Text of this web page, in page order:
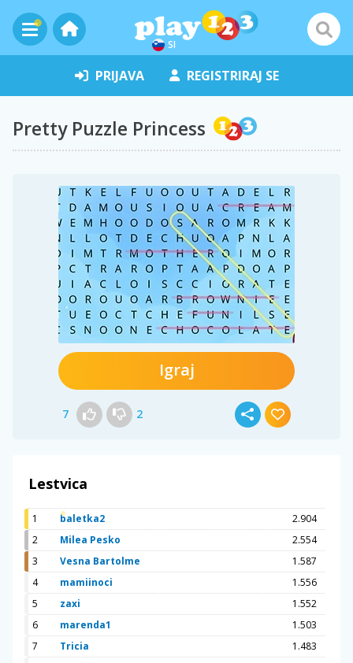
SI
PRIJAVA REGISTRIRAJ SE
Pretty Puzzle Princess
Igraj
7 2
Lestvica
1 baletka2
2.904
2
Milea Pesko
2.554
3
Vesna Bartolme
1.587
4
mamiinoci
1.556
5
zaxi
1.552
6
marenda1
1.503
7
Tricia
1.483